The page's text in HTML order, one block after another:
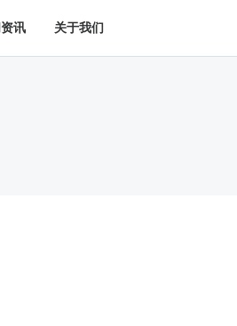
讯 关于我们